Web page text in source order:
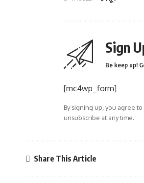
Sign
Be keep up!
[mc4wp_form]
By signing up, you agree
unsubscribe at any time.
Share This Article